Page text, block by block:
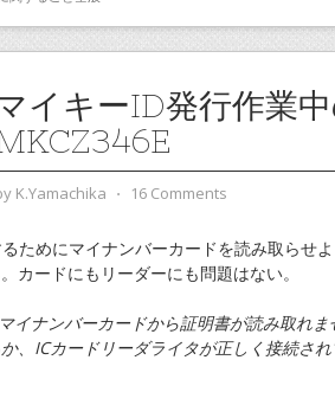
イキーID発行作業
K.Yamachika ⋅ 16 Comments
ためにマイナンバーカードを読み取らせ
カードにもリーダーにも問題はない。
イナンバーカードから証明書が読み取れ
、ICカードリーダライタが正しく接続さ